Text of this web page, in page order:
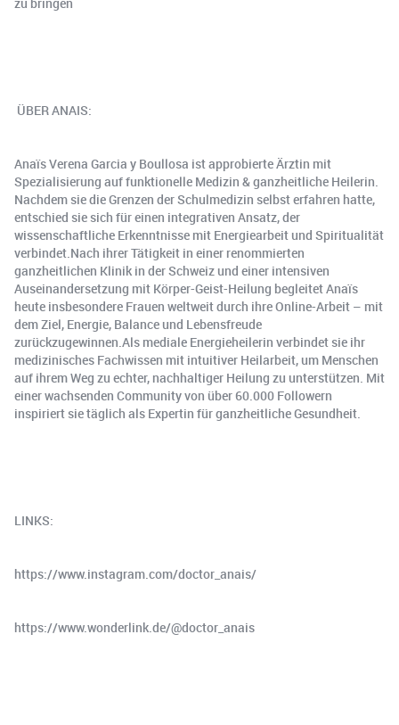
‍ ÜBER ANAIS:
Anaïs Verena Garcia y Boullosa ist approbierte Ärztin mit
Spezialisierung auf funktionelle Medizin & ganzheitliche Heilerin.
Nachdem sie die Grenzen der Schulmedizin selbst erfahren hatte,
entschied sie sich für einen integrativen Ansatz, der
wissenschaftliche Erkenntnisse mit Energiearbeit und Spiritualität
verbindet.Nach ihrer Tätigkeit in einer renommierten
ganzheitlichen Klinik in der Schweiz und einer intensiven
Auseinandersetzung mit Körper-Geist-Heilung begleitet Anaïs
heute insbesondere Frauen weltweit durch ihre Online-Arbeit – mit
dem Ziel, Energie, Balance und Lebensfreude
zurückzugewinnen.Als mediale Energieheilerin verbindet sie ihr
medizinisches Fachwissen mit intuitiver Heilarbeit, um Menschen
auf ihrem Weg zu echter, nachhaltiger Heilung zu unterstützen. Mit
einer wachsenden Community von über 60.000 Followern
inspiriert sie täglich als Expertin für ganzheitliche Gesundheit.
LINKS:
https://www.instagram.com/doctor_anais/
https://www.wonderlink.de/@doctor_anais